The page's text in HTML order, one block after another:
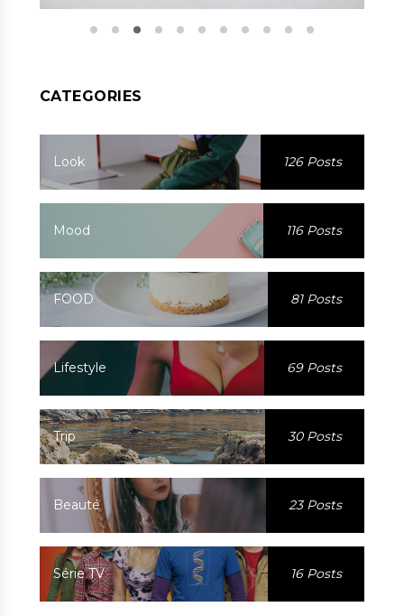
CATEGORIES
Look 126 Posts
Mood 116 Posts
FOOD 81 Posts
Lifestyle 69 Posts
Trip 30 Posts
Beauté 23 Posts
Série TV 16 Posts